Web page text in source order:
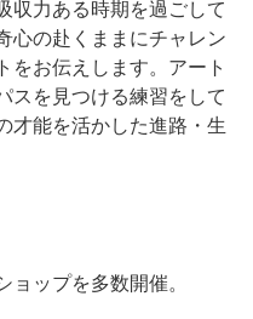
収力ある時期を過ごして
心の赴くままにチャレン
をお伝えします。アート
スを見つける練習をして
才能を活かした進路・生
ップを多数開催。